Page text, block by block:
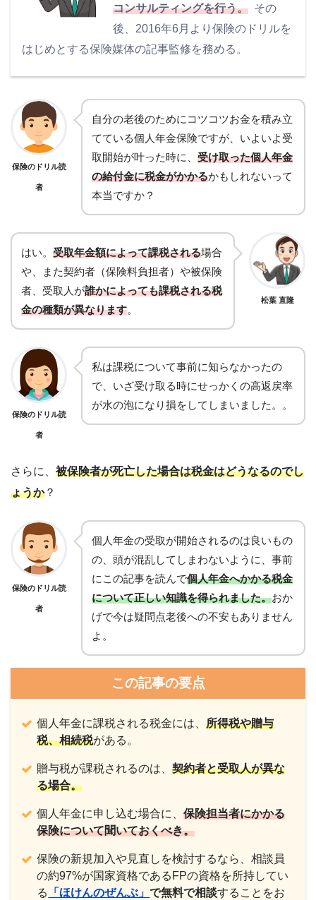
コンサルティングを行う。 その
後、2016年6月より保険のドリルを
はじめとする保険媒体の記事監修を務める。
保険のドリル読
者
自分の老後のためにコツコツお金を積み立
てている個人年金保険ですが、いよいよ受
取開始が叶った時に、 受け取った個人年金
の給付金に税金がかかるかもしれないって
本当ですか？
はい。 受取年金額によって課税される場合
や、また契約者（保険料負担者）や被保険
者、受取人が誰かによっても課税される税
金の種類が異なります。
松葉 直隆
保険のドリル読
者
私は課税について事前に知らなかったの
で、いざ受け取る時にせっかくの高返戻率
が水の泡になり損をしてしまいました。。
さらに、 被保険者が死亡した場合は税金はどうなるのでし
ょうか？
保険のドリル読
者
個人年金の受取が開始されるのは良いもの
の、頭が混乱してしまわないように、事前
にこの記事を読んで個人年金へかかる税金
について正しい知識を得られました。おか
げで今は疑問点老後への不安もありません
よ。
この記事の要点
個人年金に課税される税金には、所得税や贈与
税、相続税がある。
贈与税が課税されるのは、契約者と受取人が異な
る場合。
個人年金に申し込む場合に、保険担当者にかかる
保険について聞いておくべき。
保険の新規加入や見直しを検討するなら、相談員
の約97%が国家資格であるFPの資格を所持してい
る
「ほけんのぜんぶ」で無料で相談することをお